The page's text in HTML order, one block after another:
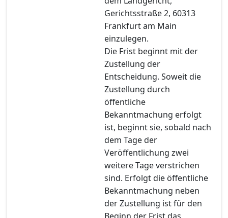
Gerichtsstraße 2, 60313
Frankfurt am Main
einzulegen.
Die Frist beginnt mit der
Zustellung der
Entscheidung. Soweit die
Zustellung durch
öffentliche
Bekanntmachung erfolgt
ist, beginnt sie, sobald nach
dem Tage der
Veröffentlichung zwei
weitere Tage verstrichen
sind. Erfolgt die öffentliche
Bekanntmachung neben
der Zustellung ist für den